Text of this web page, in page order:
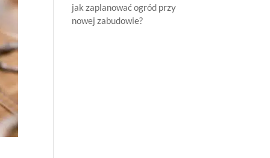
jak zaplanować ogród przy
nowej zabudowie?